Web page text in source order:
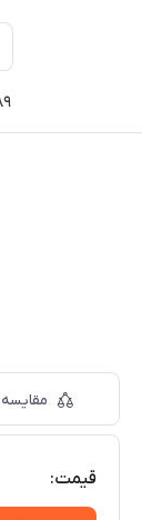
مقایسه
قیمت: